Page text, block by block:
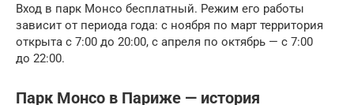
Вход в парк Монсо бесплатный. Режим его работы
зависит от периода года: с ноября по март территория
открыта с 7:00 до 20:00, с апреля по октябрь — с 7:00
до 22:00.
Парк Монсо в Париже — история